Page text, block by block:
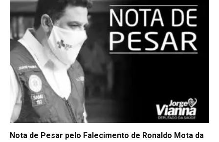
Nota de Pesar pelo Falecimento de Ronaldo Mota da